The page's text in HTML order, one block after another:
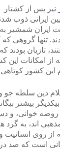
نیز پس از کشتار
ایرانی ذوب
ایران شمشیر به
تنها گروهی که
تازیان
که از امکانات
این کشور کوتاهی
دین سلطه جو و
بیشتر
خوانی، و
اند، به گرد
از روی
است که صد در